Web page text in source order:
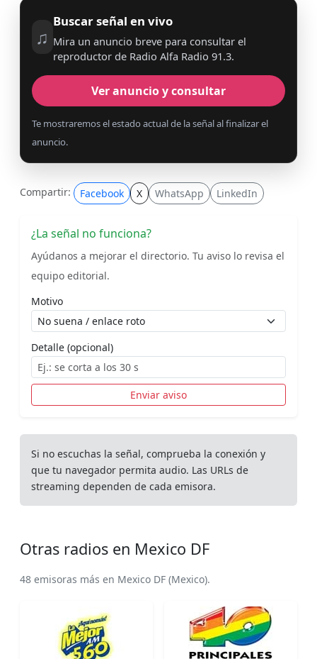
♫
Buscar señal en vivo
Mira un anuncio breve para consultar el
reproductor de Radio Alfa Radio 91.3.
Ver anuncio y consultar
Te mostraremos el estado actual de la señal al finalizar el
anuncio.
Compartir: Facebook X WhatsApp LinkedIn
¿La señal no funciona?
Ayúdanos a mejorar el directorio. Tu aviso lo revisa el
equipo editorial.
Motivo
Detalle (opcional)
Enviar aviso
Si no escuchas la señal, comprueba la conexión y
que tu navegador permita audio. Las URLs de
streaming dependen de cada emisora.
Otras radios en Mexico DF
48 emisoras más en Mexico DF (Mexico).